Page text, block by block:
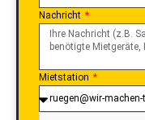
Nachricht
Mietstation